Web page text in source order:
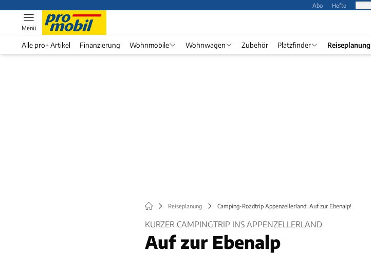
Abo Hefte
Menü
Alle pro+ Artikel Finanzierung Wohnmobile Wohnwagen Zubehör Platzfinder Reiseplanung
Reiseplanung Camping-Roadtrip Appenzellerland: Auf zur Ebenalp!
KURZER CAMPINGTRIP INS APPENZELLERLAND
Auf zur Ebenalp